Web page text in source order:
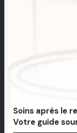
Soins après le
Votre guide